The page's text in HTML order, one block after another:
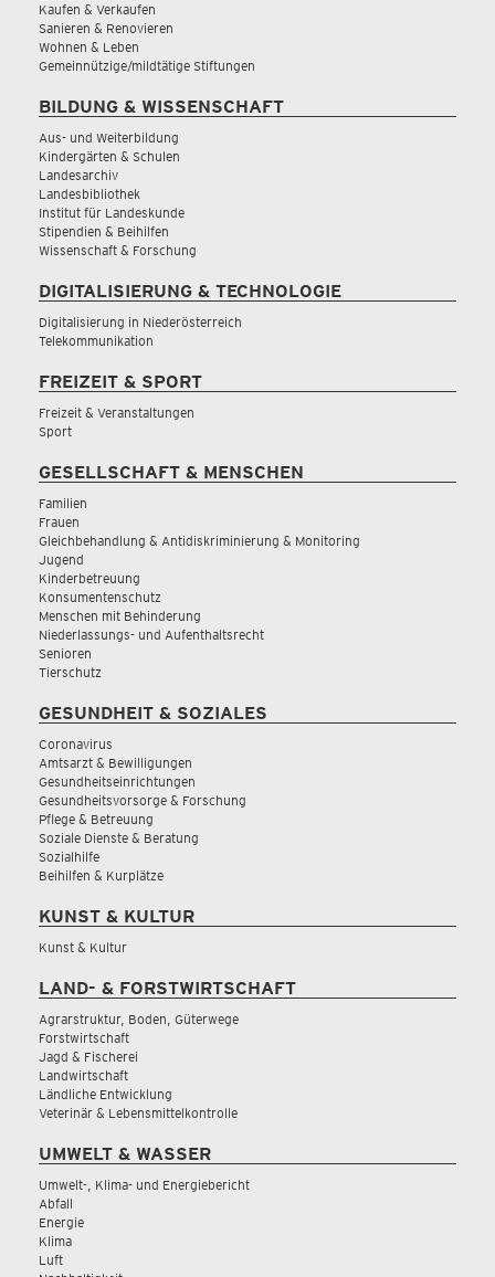
Kaufen & Verkaufen
Sanieren & Renovieren
Wohnen & Leben
Gemeinnützige/mildtätige Stiftungen
BILDUNG & WISSENSCHAFT
Aus- und Weiterbildung
Kindergärten & Schulen
Landesarchiv
Landesbibliothek
Institut für Landeskunde
Stipendien & Beihilfen
Wissenschaft & Forschung
DIGITALISIERUNG & TECHNOLOGIE
Digitalisierung in Niederösterreich
Telekommunikation
FREIZEIT & SPORT
Freizeit & Veranstaltungen
Sport
GESELLSCHAFT & MENSCHEN
Familien
Frauen
Gleichbehandlung & Antidiskriminierung & Monitoring
Jugend
Kinderbetreuung
Konsumentenschutz
Menschen mit Behinderung
Niederlassungs- und Aufenthaltsrecht
Senioren
Tierschutz
GESUNDHEIT & SOZIALES
Coronavirus
Amtsarzt & Bewilligungen
Gesundheitseinrichtungen
Gesundheitsvorsorge & Forschung
Pflege & Betreuung
Soziale Dienste & Beratung
Sozialhilfe
Beihilfen & Kurplätze
KUNST & KULTUR
Kunst & Kultur
LAND- & FORSTWIRTSCHAFT
Agrarstruktur, Boden, Güterwege
Forstwirtschaft
Jagd & Fischerei
Landwirtschaft
Ländliche Entwicklung
Veterinär & Lebensmittelkontrolle
UMWELT & WASSER
Umwelt-, Klima- und Energiebericht
Abfall
Energie
Klima
Luft